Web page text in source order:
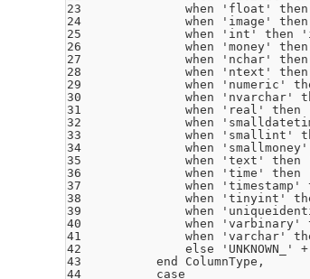
23
24
25
26
27
28
29
30
31
32
33
34
35
36
37
38
39
40
41
42
43
44
when
'float' then
when
'image' then
when
'int' then
when
'money' then
when
'nchar' then
when
'ntext' then
when
'numeric'
when
'nvarchar'
when
'real' then
when
when
'smallint'
when
'smallmoney'
when
'text' then
when
'time' then
when
'timestamp'
when
'tinyint'
when
when
'varbinary'
when
'varchar'
else
'UNKNOWN_'
end
ColumnType,
case